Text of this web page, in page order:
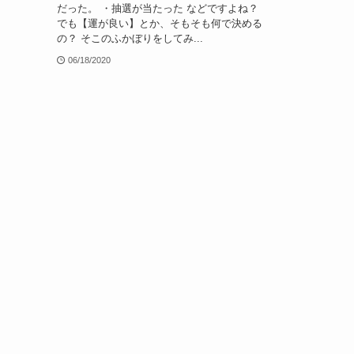
だった。 ・抽選が当たった などですよね？
でも【運が良い】とか、そもそも何で決める
の？ そこのふかぼりをしてみ...
06/18/2020